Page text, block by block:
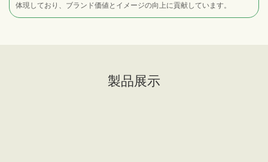
体現しており、ブランド価値とイメージの向上に貢献しています。
製品展示